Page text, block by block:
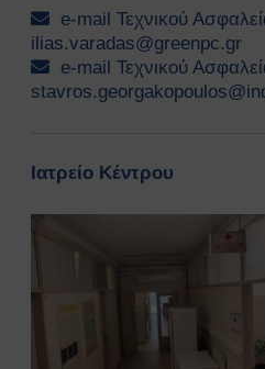
Σήμανση
Βιολογική
Ασφάλεια
Ασφαλείς
Ηλεκτρικοί
e-mail Τεχνικού
ilias.varadas@greenpc.gr
e-mail Τεχνικού
Ιατρείο Κέντρου